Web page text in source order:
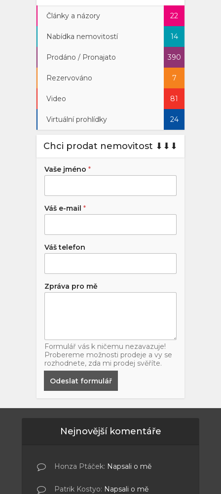
Články a názory 22
Nabídka nemovitostí 14
Prodáno / Pronajato 390
Rezervováno 7
Video 81
Virtuální prohlídky 24
Chci prodat nemovitost ⬇︎⬇︎⬇︎
Vaše jméno *
Váš e-mail *
Váš telefon
Zpráva pro mě
Formulář vás k ničemu nezavazuje!
Probereme možnosti prodeje a vy se
rozhodnete, zda mi prodej svěříte.
Odeslat formulář
Nejnovější komentáře
Honza Ptáček: Napsali o mě
Patrik Kostyo: Napsali o mě